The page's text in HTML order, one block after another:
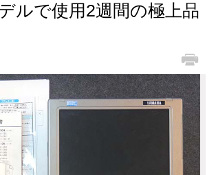
ルで使用2週間の極上品